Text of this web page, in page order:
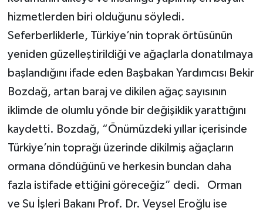
hizmetlerden biri olduğunu söyledi.
Seferberliklerle, Türkiye’nin toprak örtüsünün
yeniden güzelleştirildiği ve ağaçlarla donatılmaya
başlandığını ifade eden Başbakan Yardımcısı Bekir
Bozdağ, artan baraj ve dikilen ağaç sayısının
iklimde de olumlu yönde bir değişiklik yarattığını
kaydetti. Bozdağ, “Önümüzdeki yıllar içerisinde
Türkiye’nin toprağı üzerinde dikilmiş ağaçların
ormana döndüğünü ve herkesin bundan daha
fazla istifade ettiğini göreceğiz” dedi. Orman
ve Su İşleri Bakanı Prof. Dr. Veysel Eroğlu ise